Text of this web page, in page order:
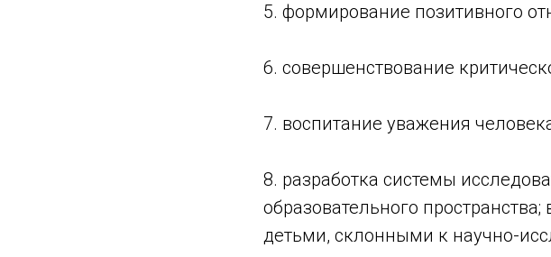
5. формирование позитивного
6. совершенствование
7. воспитание уважения
8. разработка системы
образовательного
детьми, склонными к научно-